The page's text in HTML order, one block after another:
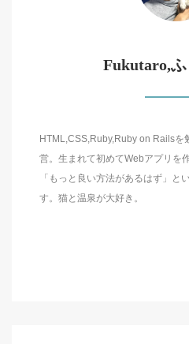
Fukutaro,ふ
HTML,CSS,Ruby,Ruby on Railsを
営。生まれて初めてWebアプリを
「もっと良い方法があるはず」と
す。猫と温泉が大好き。